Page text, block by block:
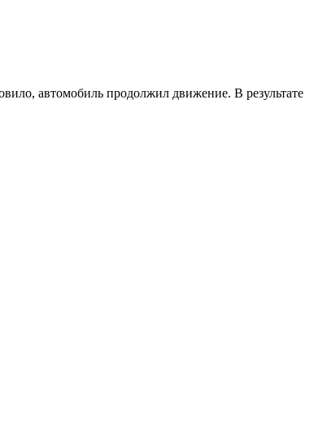
автомобиль продолжил движение. В результате